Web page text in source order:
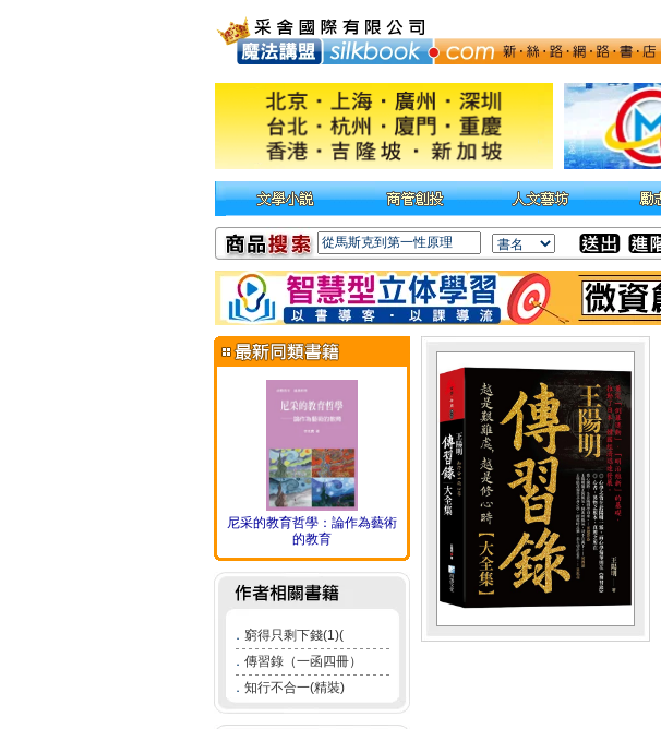
尼采的教育哲學：論作為藝術
的教育
． 窮得只剩下錢(1)(
． 傳習錄（一函四冊）
． 知行不合一(精裝)